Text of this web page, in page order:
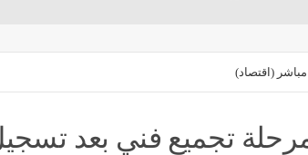
ريال مدريد
مصر منذ ساعة
مباشر (اقتصاد)
تجميع فني بعد